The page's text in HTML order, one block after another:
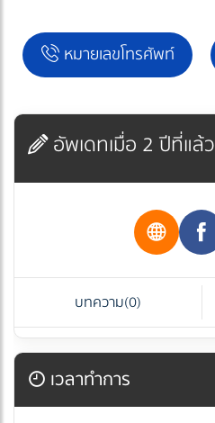
หมายเลขโทรศัพท์
อัพเดทเมื่อ 2 ปีที่แล้ว
บทความ(0)
เวลาทำการ